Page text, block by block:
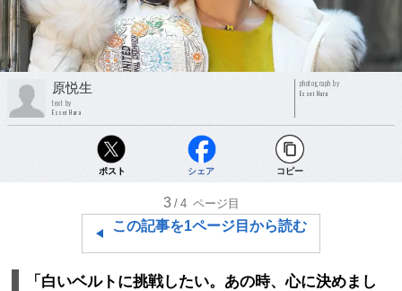
原悦生
text by
Essei Hara
photograph by
Essei Hara
ポスト シェア コピー
3 /4 ページ目
この記事を1ページ目から読む
「白いベルトに挑戦したい。あの時、心に決めまし